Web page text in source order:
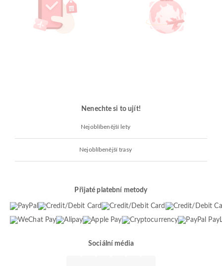
Nenechte si to ujít!
Nejoblíbenější lety
Nejoblíbenější trasy
Přijaté platební metody
Sociální média